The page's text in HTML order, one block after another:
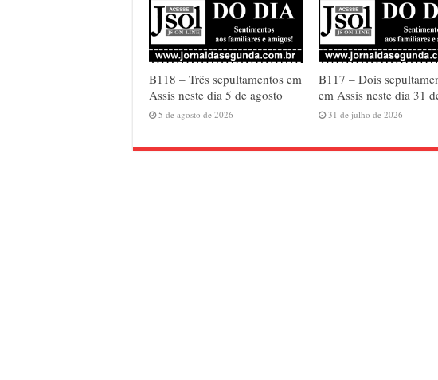
B118 – Três sepultamentos em
Assis neste dia 5 de agosto
5 de agosto de 2026
B117 – Dois
em Assis neste dia 31
31 de julho de 2026